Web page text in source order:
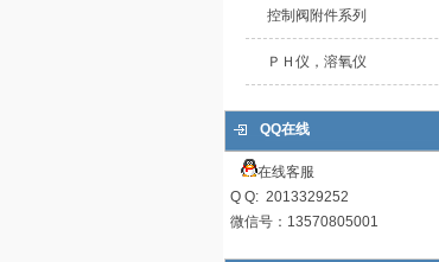
控制阀附件系列
ＰＨ仪，溶氧仪
QQ在线
在线客服
Q Q: 2013329252
微信号：13570805001